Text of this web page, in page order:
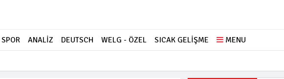
SPOR ANALİZ DEUTSCH WELG - ÖZEL SICAK GELİŞME MENU